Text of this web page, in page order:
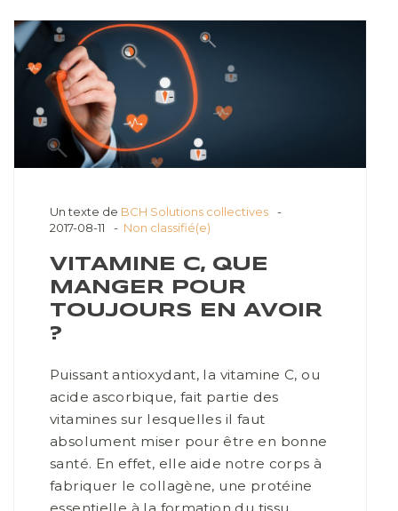
Un texte de BCH Solutions collectives
2017-08-11
Non classifié(e)
VITAMINE C, QUE
MANGER POUR
TOUJOURS EN AVOIR
?
Puissant antioxydant, la vitamine C, ou
acide ascorbique, fait partie des
vitamines sur lesquelles il faut
absolument miser pour être en bonne
santé. En effet, elle aide notre corps à
fabriquer le collagène, une protéine
essentielle à la formation du tissu